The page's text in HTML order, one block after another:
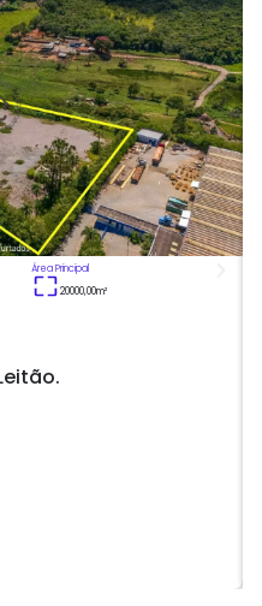
Área Principal
20000,00m²